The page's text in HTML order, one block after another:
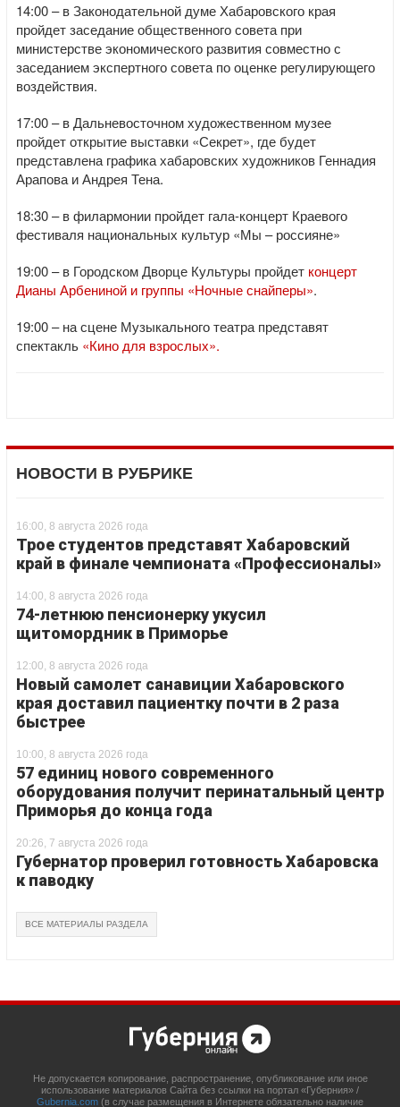
14:00 – в Законодательной думе Хабаровского края
пройдет заседание общественного совета при
министерстве экономического развития совместно с
заседанием экспертного совета по оценке регулирующего
воздействия.
17:00 – в Дальневосточном художественном музее
пройдет открытие выставки «Секрет», где будет
представлена графика хабаровских художников Геннадия
Арапова и Андрея Тена.
18:30 – в филармонии пройдет гала-концерт Краевого
фестиваля национальных культур «Мы – россияне»
19:00 – в Городском Дворце Культуры пройдет концерт
Дианы Арбениной и группы «Ночные снайперы».
19:00 – на сцене Музыкального театра представят
спектакль «Кино для взрослых».
НОВОСТИ В РУБРИКЕ
16:00, 8 августа 2026 года
Трое студентов представят Хабаровский
край в финале чемпионата «Профессионалы»
14:00, 8 августа 2026 года
74-летнюю пенсионерку укусил
щитомордник в Приморье
12:00, 8 августа 2026 года
Новый самолет санавиции Хабаровского
края доставил пациентку почти в 2 раза
быстрее
10:00, 8 августа 2026 года
57 единиц нового современного
оборудования получит перинатальный центр
Приморья до конца года
20:26, 7 августа 2026 года
Губернатор проверил готовность Хабаровска
к паводку
ВСЕ МАТЕРИАЛЫ РАЗДЕЛА
Не допускается копирование, распространение, опубликование или иное
использование материалов Сайта без ссылки на портал «Губерния» /
Gubernia.com (в случае размещения в Интернете обязательно наличие